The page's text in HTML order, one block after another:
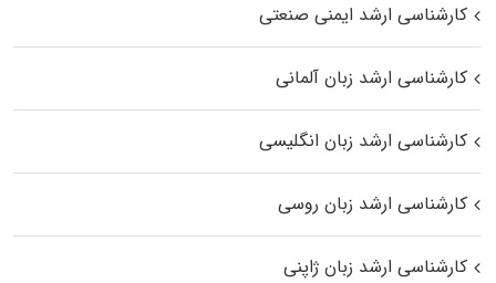
کارشناسی ارشد ایمنی صنعتی
کارشناسی ارشد زبان آلمانی
کارشناسی ارشد زبان انگلیسی
کارشناسی ارشد زبان روسی
کارشناسی ارشد زبان ژاپنی